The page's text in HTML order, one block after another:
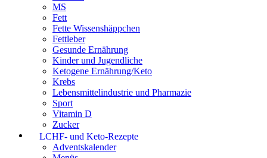
MS
Fett
Fette Wissenshäppchen
Fettleber
Gesunde Ernährung
Kinder und Jugendliche
Ketogene Ernährung/Keto
Krebs
Lebensmittelindustrie und Pharmazie
Sport
Vitamin D
Zucker
LCHF- und Keto-Rezepte
Adventskalender